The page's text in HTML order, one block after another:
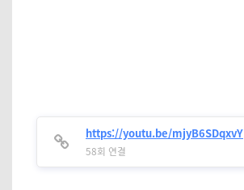
https://youtu.be/mjyB6SDqxvY
58회 연결